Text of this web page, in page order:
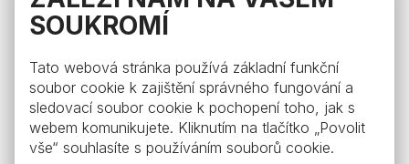
SOUKROMÍ
Tato webová stránka používá základní funkční
soubor cookie k zajištění správného fungování a
sledovací soubor cookie k pochopení toho, jak s
webem komunikujete. Kliknutím na tlačítko „Povolit
vše“ souhlasíte s používáním souborů cookie.